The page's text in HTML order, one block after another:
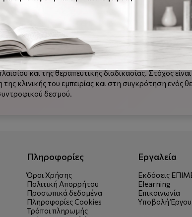
για θεραπεία ζεύγους, η οποία συνδέεται τόσο με
και την αβεβαιότητα του σύγχρονου κοινωνικού
θεραπευτής ζεύγους καλείται να διαχειριστεί την
θεραπευτικό πλαίσιο και υποστηρίζοντας τη
θεωρητικό και ένα κλινικό μέρος. Στο πρώτο
ψυχοθεραπείας ζεύγους, ενώ στο
και της θεραπευτικής διαδικασίας. Στόχος
κλινικής του εμπειρίας και στη συγκρότηση ενός
δεσμού.
Πληροφορίες
Όροι Χρήσης
Πολιτική Απορρήτου
Προσωπικά δεδομένα
Πληροφορίες Cookies
Τρόποι πληρωμής
Εργαλεία
Εκδόσεις
Elearning
Επικοινωνία
Υποβολή Έργου